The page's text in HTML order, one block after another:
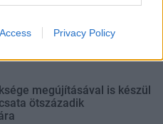
Privacy Policy
évszázados vezetéken
vízellátása
megújításával is készül
ötszázadik